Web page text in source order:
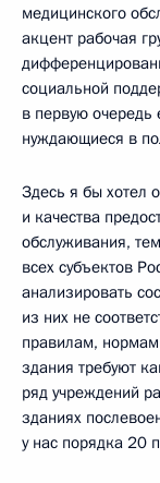
медицинского
акцент рабочая
социальной
в первую очередь
нуждающиеся в
Здесь я бы хотел
и качества
обслуживания,
всех субъектов
анализировать
из них не
правилам,
здания требуют
ряд учреждений
зданиях
у нас порядка 20